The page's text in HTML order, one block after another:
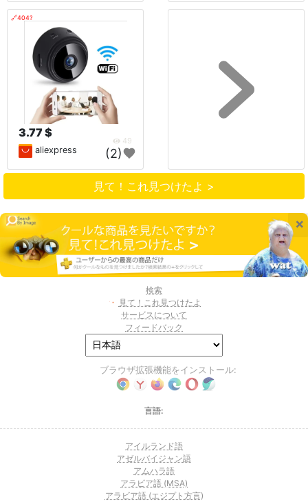
🔗404?
3.77 $
49
aliexpress (2)
見て！これ見つけたよ >
×
検索
見て！これ見つけたよ
サービスについて
フィードバック
ブラウザ拡張機能をインストール:
言語:
アイルランド語
アゼルバイジャン語
アムハラ語
アラビア語 (MSA)
アラビア語 (エジプト方言)